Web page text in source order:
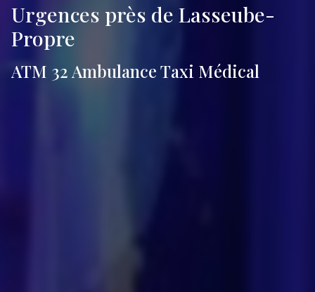
Urgences près de Lasseube-
Propre
ATM 32 Ambulance Taxi Médical